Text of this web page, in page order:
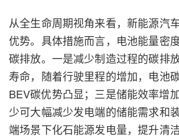
从全生命周期视角来看，新能源汽
优势。具体措施而言，电池能量密
碳排放。一是减少制造过程的碳排
寿命，随着行驶里程的增加，电池
BEV碳优势凸显；三是储能效率增
少可大幅减少发电端的储能需求和
端场景下化石能源发电量，提升清